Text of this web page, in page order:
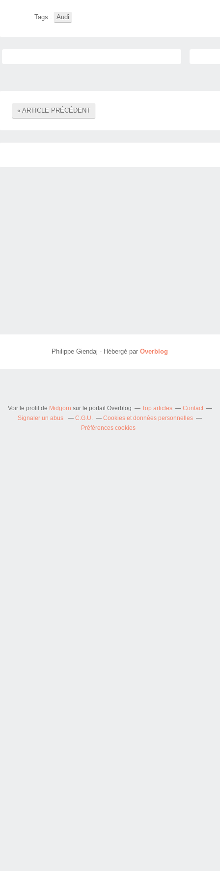
Tags : Audi
« ARTICLE PRÉCÉDENT
Philippe Giendaj - Hébergé parOverblog
Voir le profil de Midgorn sur le portail Overblog Top articles
Contact
Signaler un abus
C.G.U.
Cookies et données personnelles
Préférences cookies